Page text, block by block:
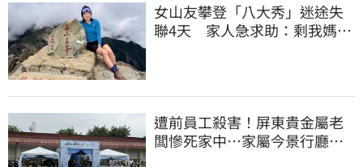
女山友攀登「八大秀」迷途失
聯4天 家人急求助：剩我媽還
遭前員工殺害！屏東貴金屬老
闆慘死家中…家屬今景行廳低